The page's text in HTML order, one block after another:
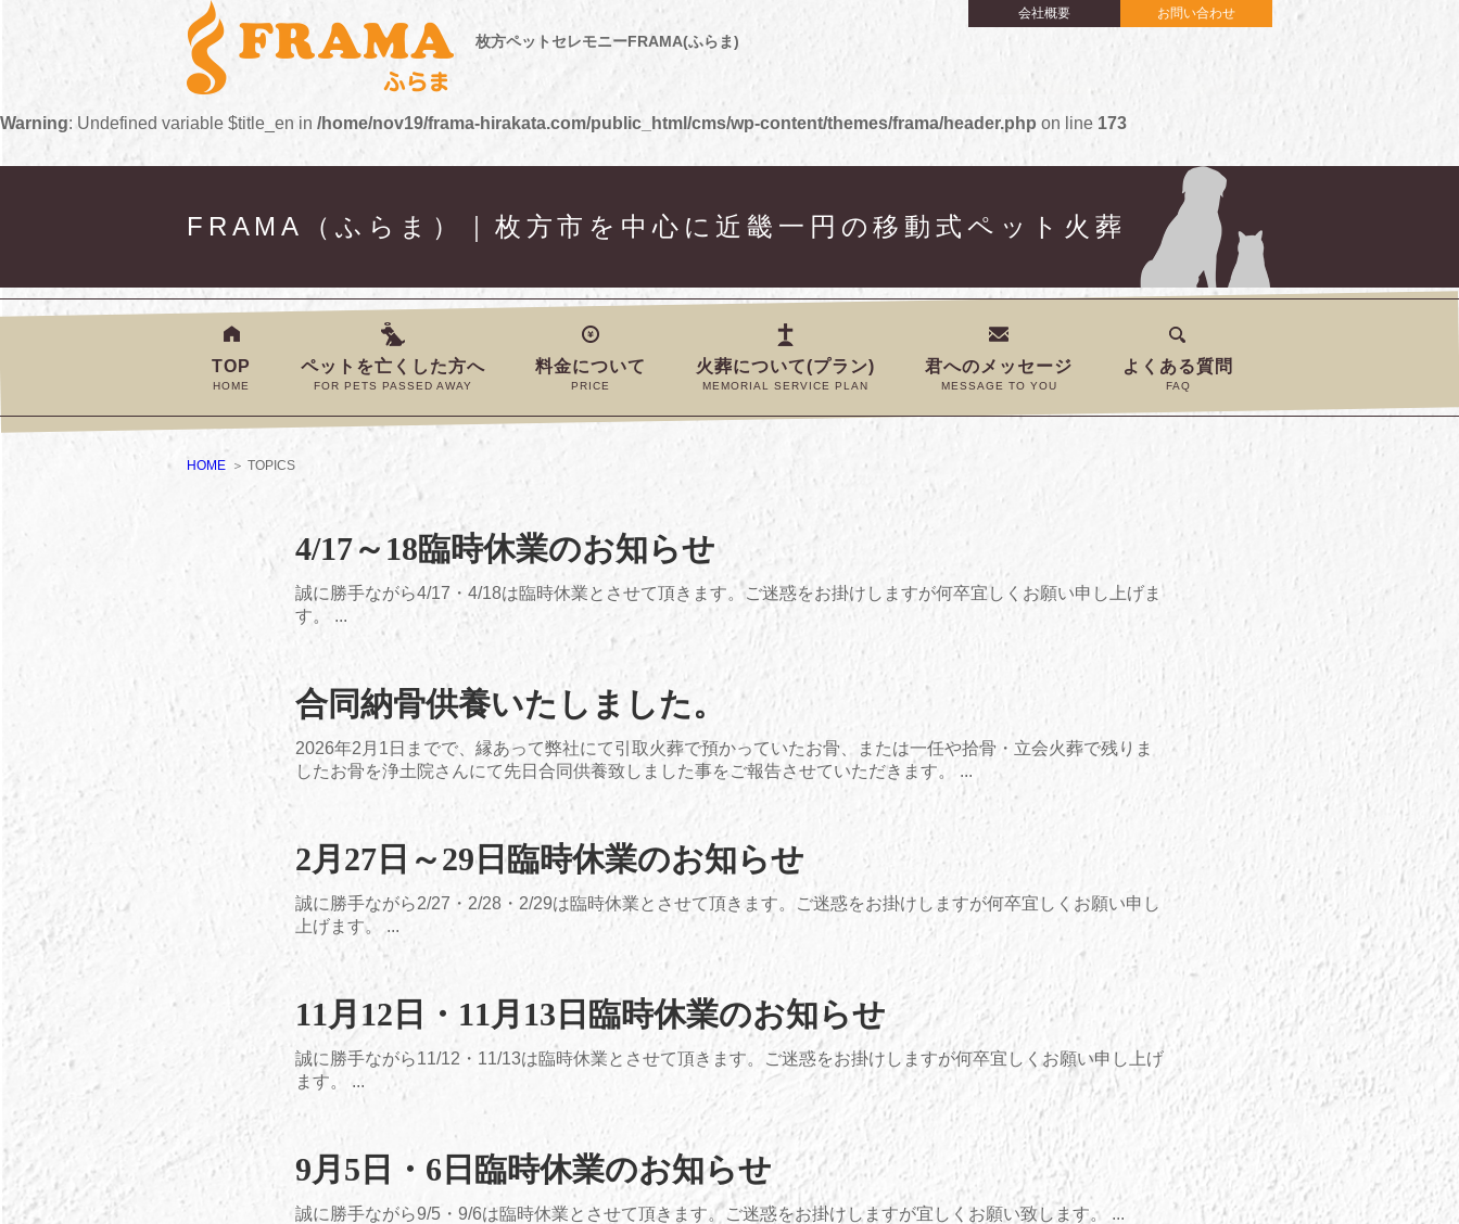
枚方ペットセレモニーFRAMA(ふらま)
会社概要 お問い合わせ
Warning: Undefined variable $title_en in /home/nov19/frama-hirakata.com/public_html/cms/wp-content/themes/frama/header.php on line 173
FRAMA（ふらま）｜枚方市を中心に近畿一円の移動式ペット火葬
TOP
HOME
ペットを亡くした方へ
FOR PETS PASSED AWAY
料金について
PRICE
火葬について(プラン)
MEMORIAL SERVICE PLAN
君へのメッセージ
MESSAGE TO YOU
よくある質問
FAQ
HOME TOPICS
4/17～18臨時休業のお知らせ
誠に勝手ながら4/17・4/18は臨時休業とさせて頂きます。ご迷惑をお掛けしますが何卒宜しくお願い申し上げま
す。 ...
合同納骨供養いたしました。
2026年2月1日までで、縁あって弊社にて引取火葬で預かっていたお骨、または一任や拾骨・立会火葬で残りま
したお骨を浄土院さんにて先日合同供養致しました事をご報告させていただきます。 ...
2月27日～29日臨時休業のお知らせ
誠に勝手ながら2/27・2/28・2/29は臨時休業とさせて頂きます。ご迷惑をお掛けしますが何卒宜しくお願い申し
上げます。 ...
11月12日・11月13日臨時休業のお知らせ
誠に勝手ながら11/12・11/13は臨時休業とさせて頂きます。ご迷惑をお掛けしますが何卒宜しくお願い申し上げ
ます。 ...
9月5日・6日臨時休業のお知らせ
誠に勝手ながら9/5・9/6は臨時休業とさせて頂きます。ご迷惑をお掛けしますが宜しくお願い致します。 ...